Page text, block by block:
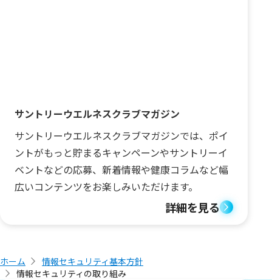
サントリーウエルネスクラブマガジン
サントリーウエルネスクラブマガジンでは、ポイ
ントがもっと貯まるキャンペーンやサントリーイ
ベントなどの応募、新着情報や健康コラムなど幅
広いコンテンツをお楽しみいただけます。
詳細を見る
ホーム
情報セキュリティ基本方針
情報セキュリティの取り組み